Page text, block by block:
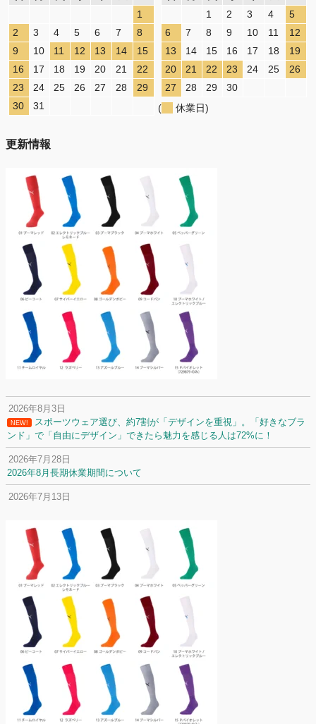
1
2
3 4 5 6 7
8
9
10 11 12 13 14
15
16
17 18 19 20 21
22
23
24 25 26 27 28
29
30
31
1
2 3 4
5
6
7 8 9 10 11
12
13
14 15 16 17 18
19
20
21 22 23 24 25
26
27
28 29
30
(
休業日)
更新情報
2026年8月3日
NEW!
スポーツウェア選び、約7割が「デザインを重視」。「好きなブラ
ンド」で「自由にデザイン」できたら魅力を感じる人は72%に！
2026年7月28日
2026年8月長期休業期間について
2026年7月13日
2026年7月2日
名前入りユニフォームで子どもの自信が「プラスになった」と感じた保
護者は約67%！「やや高いと感じたが納得して購入した」と価値を実感
する声も32.7%に！
2026年6月15日
応援ユニフォーム、約53％が「会場に一体感があってよい」と回答。チ
ームへの愛情が伝わる応援スタイルとは？